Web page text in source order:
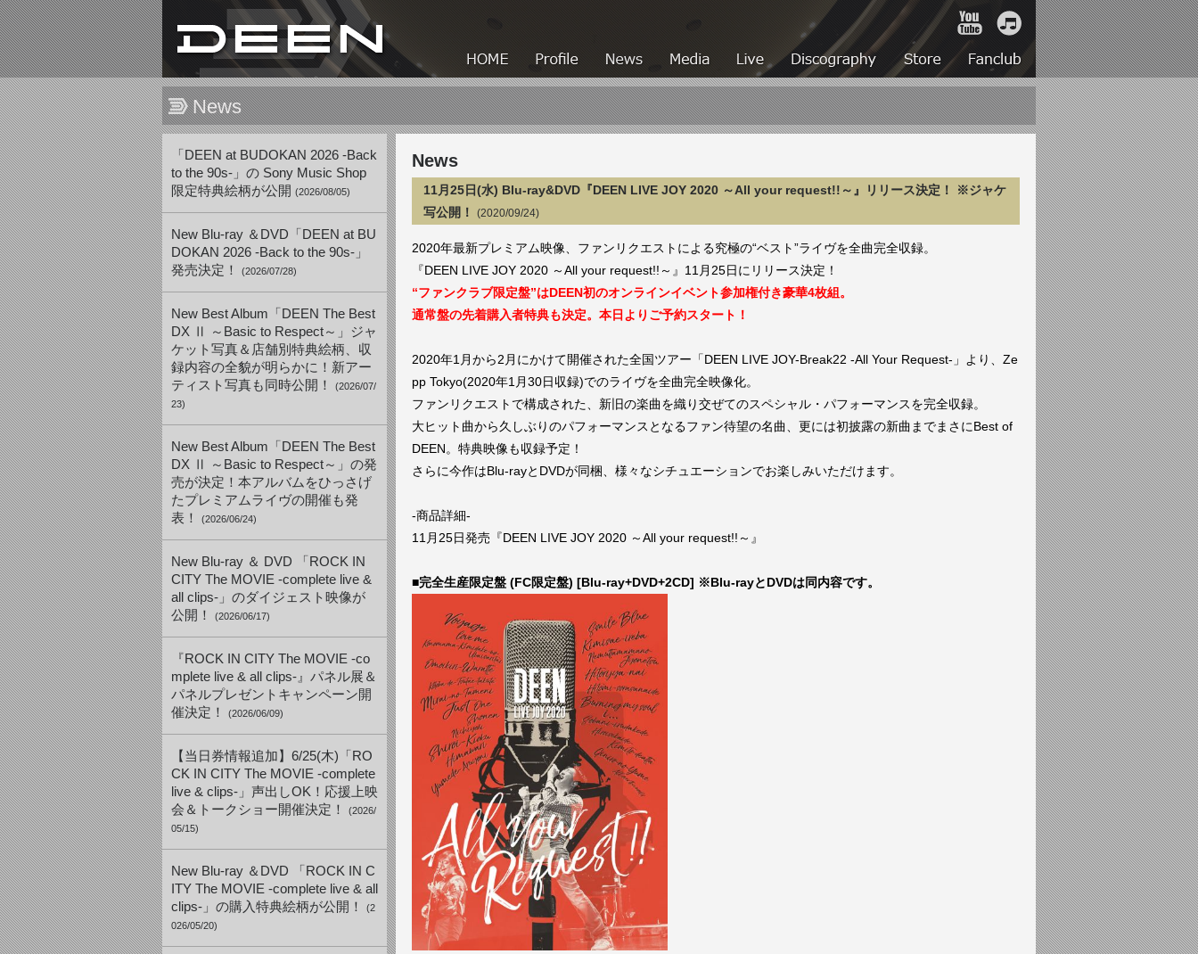
iTunes
YouTube
HOME Profile News Media Live Discography
Store Fanclub
News
「DEEN at BUDOKAN 2026 -Back
to the 90s-」の Sony Music Shop
限定特典絵柄が公開 (2026/08/05)
New Blu-ray ＆DVD「DEEN at BU
DOKAN 2026 -Back to the 90s-」
発売決定！
(2026/07/28)
New Best Album「DEEN The Best
DX Ⅱ ～Basic to Respect～」ジャ
ケット写真＆店舗別特典絵柄、収
録内容の全貌が明らかに！新アー
ティスト写真も同時公開！
(2026/07/
23)
New Best Album「DEEN The Best
DX Ⅱ ～Basic to Respect～」の発
売が決定！本アルバムをひっさげ
たプレミアムライヴの開催も発
表！
(2026/06/24)
New Blu-ray ＆ DVD 「ROCK IN
CITY The MOVIE -complete live &
all clips-」のダイジェスト映像が
公開！
(2026/06/17)
『ROCK IN CITY The MOVIE -co
mplete live & all clips-』パネル展＆
パネルプレゼントキャンペーン開
催決定！
(2026/06/09)
【当日券情報追加】6/25(木)「RO
CK IN CITY The MOVIE -complete
live & clips-」声出しOK！応援上映
会＆トークショー開催決定！
(2026/
05/15)
New Blu-ray ＆DVD 「ROCK IN C
ITY The MOVIE -complete live & all
clips-」の購入特典絵柄が公開！
(2
026/05/20)
News
11月25日(水) Blu-ray&DVD『DEEN LIVE JOY 2020 ～All your request!!～』リリース決定！ ※ジャケ
写公開！ (2020/09/24)
2020年最新プレミアム映像、ファンリクエストによる究極の“ベスト”ライヴを全曲完全収録。
『DEEN LIVE JOY 2020 ～All your request!!～』 11月25日に リリース決定！
“ファンクラブ限定盤”はDEEN初のオンラインイベント参加権付き豪華4枚組。
通常盤の先着購入者特典も決定。 本日よりご予約スタート！
2020年1月から2月にかけて開催された全国ツアー「DEEN LIVE JOY-Break22 -All Your Request-」より、 Ze
pp Tokyo(2020年1月30日収録)でのライヴを全曲完全映像化。
ファンリクエストで構成された、新旧の楽曲を織り交ぜてのスペシャル・パフォーマンスを完全収録。
大ヒット曲から久しぶりのパフォーマンスとなるファン待望の名曲、更には初披露の新曲までまさにBest of
DEEN。 特典映像も収録予定！
さらに今作はBlu-rayとDVDが同梱、様々なシチュエーションでお楽しみいただけます。
-商品詳細-
11月25日発売 『DEEN LIVE JOY 2020 ～All your request!!～』
■完全生産限定盤 (FC限定盤) [Blu-ray+DVD+2CD] ※Blu-rayとDVDは同内容です。